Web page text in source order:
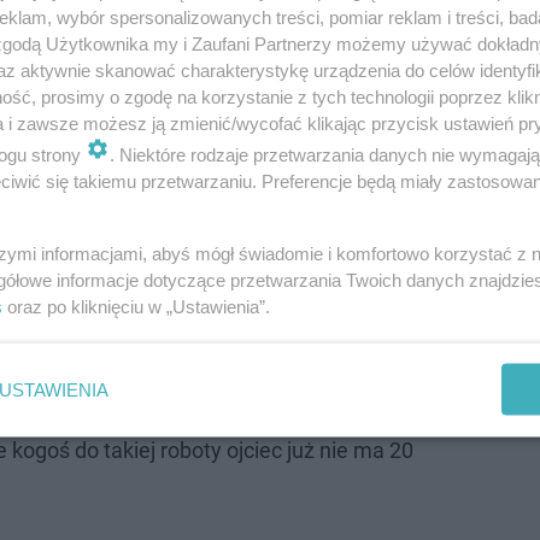
całą rodzinę z Plutycz.Andrzej z Plutyczwielokrotnie
ojcem Gienkiem. Ojcem, który jak wiemy z
oszczędzać. Mimo to Gienek z Rolnicy. Podlasie
nie
za to ostatnio pod filmem ze zbiorami kukurydzy
powinien bowiem odpoczywać, a nie brać się za
Andrzej,oszczędzaj ojca
kogoś do takiej roboty ojciec już nie ma 20
wybór spersonalizowanych treści, pomiar reklam i treści,
Użytkownika my i Zaufani Partnerzy możemy używać
aktywnie skanować charakterystykę urządzenia do celów
prosimy o zgodę na korzystanie z tych technologii poprzez
i zawsze możesz ją zmienić/wycofać klikając przycisk ustawień
strony
. Niektóre rodzaje przetwarzania danych nie
się takiemu przetwarzaniu. Preferencje będą miały
informacjami, abyś mógł świadomie i komfortowo korzystać z
informacje dotyczące przetwarzania Twoich danych
oraz po kliknięciu w „Ustawienia”.
USTAWIENIA